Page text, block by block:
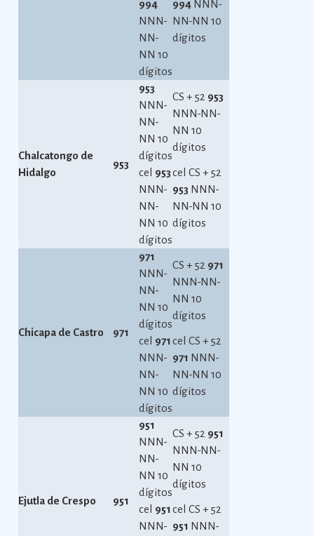
994
NNN-
NN-
NN 10
dígitos
994 NNN-
NN-NN 10
dígitos
Chalcatongo de
Hidalgo
953
953
NNN-
NN-
NN 10
dígitos
CS + 52 953
NNN-NN-
NN 10
dígitos
cel 953
NNN-
NN-
NN 10
dígitos
cel CS + 52
953 NNN-
NN-NN 10
dígitos
Chicapa de Castro 971
971
NNN-
NN-
NN 10
dígitos
CS + 52 971
NNN-NN-
NN 10
dígitos
cel 971
NNN-
NN-
NN 10
dígitos
cel CS + 52
971 NNN-
NN-NN 10
dígitos
Ejutla de Crespo 951
951
NNN-
NN-
NN 10
dígitos
CS + 52 951
NNN-NN-
NN 10
dígitos
cel 951
NNN-
cel CS + 52
951 NNN-